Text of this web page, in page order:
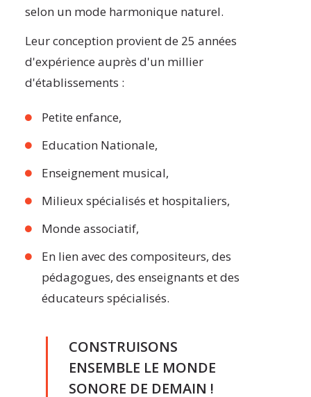
selon un mode harmonique naturel.
Leur conception provient de 25 années
d'expérience auprès d'un millier
d'établissements :
Petite enfance,
Education Nationale,
Enseignement musical,
Milieux spécialisés et hospitaliers,
Monde associatif,
En lien avec des compositeurs, des
pédagogues, des enseignants et des
éducateurs spécialisés.
CONSTRUISONS
ENSEMBLE LE MONDE
SONORE DE DEMAIN !